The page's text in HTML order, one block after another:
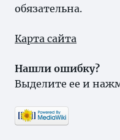
обязательна.
Карта сайта
Нашли ошибку?
Выделите ее и